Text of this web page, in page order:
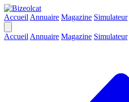
Accueil Annuaire Magazine Simulateur
Accueil Annuaire Magazine Simulateur